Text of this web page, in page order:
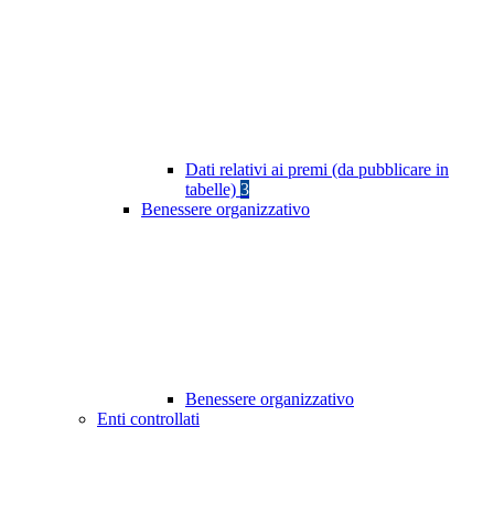
Dati relativi ai premi (da pubblicare in
tabelle) 3
Benessere organizzativo
Benessere organizzativo
Enti controllati